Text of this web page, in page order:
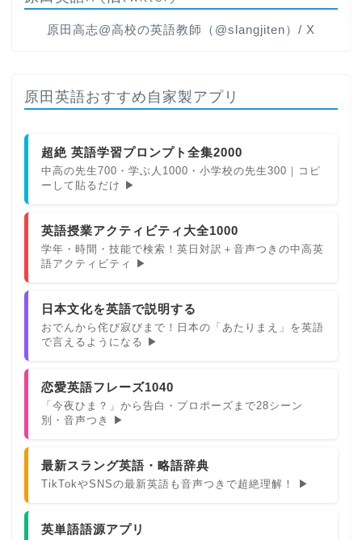
原田高志@高校の英語教師（@slangjiten）/ X
原田英語おすすめ自家製アプリ
超絶 英語学習プロンプト全集2000
中高の先生700・学ぶ人1000・小学校の先生300｜コピ
ーして貼るだけ ▶
英語授業アクティビティ大全1000
学年・時間・技能で検索！英日対訳＋音声つきの中高英
語アクティビティ ▶
日本文化を英語で説明する
おでんから侘び寂びまで！日本の「あたりまえ」を英語
で言えるようになる ▶
恋愛英語フレーズ1040
「今夜ひま？」から告白・プロポーズまで28シーン
別・音声つき ▶
最新スラング英語・略語辞典
TikTokやSNSの最新英語も音声つきで超絶理解！ ▶
英単語語源アプリ